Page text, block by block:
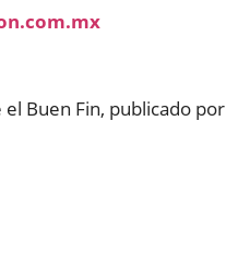
Buen Fin, publicado por